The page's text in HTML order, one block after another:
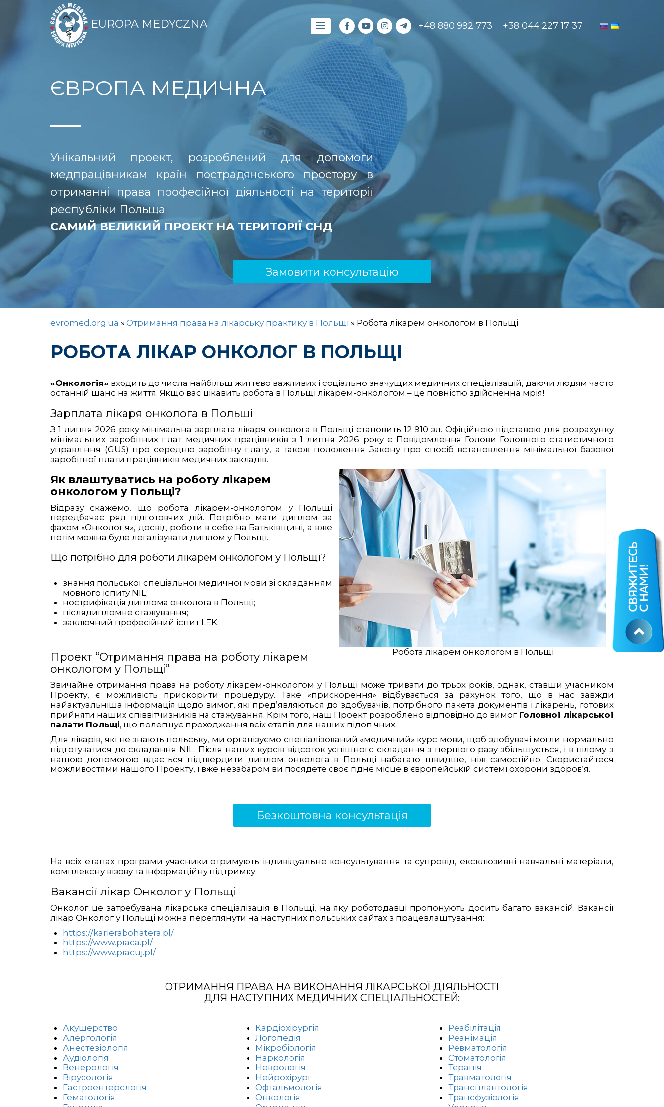
EUROPA MEDYCZNA +48 880 992 773 +38 044 227 17 37
ЄВРОПА МЕДИЧНА
Унікальний проект, розроблений для допомоги
медпрацівникам країн пострадянського простору в
отриманні права професійної діяльності на території
республіки Польща
САМИЙ ВЕЛИКИЙ ПРОЕКТ НА ТЕРИТОРІЇ СНД
Замовити консультацію
evromed.org.ua » Отримання права на лікарську практику в Польщі » Робота лікарем онкологом в Польщі
РОБОТА ЛІКАР ОНКОЛОГ В ПОЛЬЩІ
«Онкологія» входить до числа найбільш життєво важливих і соціально значущих медичних спеціалізацій, даючи людям часто
останній шанс на життя. Якщо вас цікавить робота в Польщі лікарем-онкологом – це повністю здійсненна мрія!
Зарплата лікаря онколога в Польщі
З 1 липня 2026 року мінімальна зарплата лікаря онколога в Польщі становить 12 910 зл. Офіційною підставою для розрахунку
мінімальних заробітних плат медичних працівників з 1 липня 2026 року є Повідомлення Голови Головного статистичного
управління (GUS) про середню заробітну плату, а також положення Закону про спосіб встановлення мінімальної базової
заробітної плати працівників медичних закладів.
Робота лікарем онкологом в Польщі
Як влаштуватись на роботу лікарем
онкологом у Польщі?
Відразу скажемо, що робота лікарем-онкологом у Польщі
передбачає ряд підготовчих дій. Потрібно мати диплом за
фахом «Онкологія», досвід роботи в себе на Батьківщині, а вже
потім можна буде легалізувати диплом у Польщі.
Що потрібно для роботи лікарем онкологом у Польщі?
знання польської спеціальної медичної мови зі складанням
мовного іспиту NIL;
нострифікація диплома онколога в Польщі;
післядипломне стажування;
заключний професійний іспит LEK.
Проект “Отримання права на роботу лікарем
онкологом у Польщі”
Звичайне отримання права на роботу лікарем-онкологом у Польщі може тривати до трьох років, однак, ставши учасником
Проекту, є можливість прискорити процедуру. Таке «прискорення» відбувається за рахунок того, що в нас завжди
найактуальніша інформація щодо вимог, які пред’являються до здобувачів, потрібного пакета документів і лікарень, готових
прийняти наших співвітчизників на стажування. Крім того, наш Проект розроблено відповідно до вимог Головної лікарської
палати Польщі, що полегшує проходження всіх етапів для наших підопічних.
Для лікарів, які не знають польську, ми організуємо спеціалізований «медичний» курс мови, щоб здобувачі могли нормально
підготуватися до складання NIL. Після наших курсів відсоток успішного складання з першого разу збільшується, і в цілому з
нашою допомогою вдається підтвердити диплом онколога в Польщі набагато швидше, ніж самостійно. Скористайтеся
можливостями нашого Проекту, і вже незабаром ви посядете своє гідне місце в європейській системі охорони здоров’я.
Безкоштовна консультація
На всіх етапах програми учасники отримують індивідуальне консультування та супровід, ексклюзивні навчальні матеріали,
комплексну візову та інформаційну підтримку.
Вакансії лікар Онколог у Польщі
Онколог це затребувана лікарська спеціалізація в Польщі, на яку роботодавці пропонують досить багато вакансій. Вакансії
лікар Онколог у Польщі можна переглянути на наступних польських сайтах з працевлаштування:
https://karierabohatera.pl/
https://www.praca.pl/
https://www.pracuj.pl/
ОТРИМАННЯ ПРАВА НА ВИКОНАННЯ ЛІКАРСЬКОЇ ДІЯЛЬНОСТІ
ДЛЯ НАСТУПНИХ МЕДИЧНИХ СПЕЦІАЛЬНОСТЕЙ:
Акушерство
Алергологія
Анестезіологія
Аудіологія
Венерологія
Вірусологія
Гастроентерологія
Гематологія
Кардіохірургія
Логопедія
Мікробіологія
Наркологія
Неврологія
Нейрохірург
Офтальмологія
Онкологія
Реабілітація
Реанімація
Ревматологія
Стоматологія
Терапія
Травматологія
Трансплантологія
Трансфузіологія